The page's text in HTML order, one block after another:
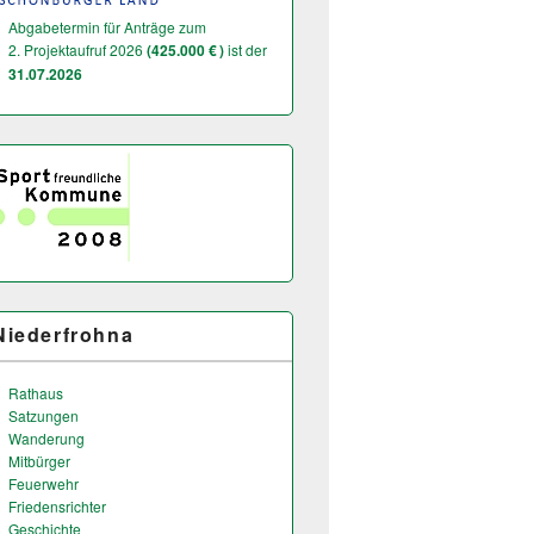
Abgabetermin für Anträge zum
2. Projektaufruf 2026 (425.000 € )ist der
31.07.2026
Rathaus
Satzungen
Wanderung
Mitbürger
Feuerwehr
Friedensrichter
Geschichte